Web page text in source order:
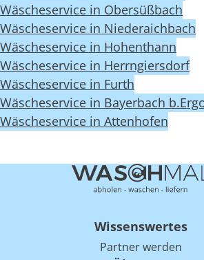
Wäscheservice in Obersüßbach
Wäscheservice in Niederaichbach
Wäscheservice in Hohenthann
Wäscheservice in Herrngiersdorf
Wäscheservice in Furth
Wäscheservice in Bayerbach
Wäscheservice in Attenhofen
Wissenswertes
Partner werden